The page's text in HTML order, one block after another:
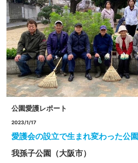
公園愛護レポート
2023/1/17
愛護会の設立で生まれ変わった公園
我孫子公園（大阪市）